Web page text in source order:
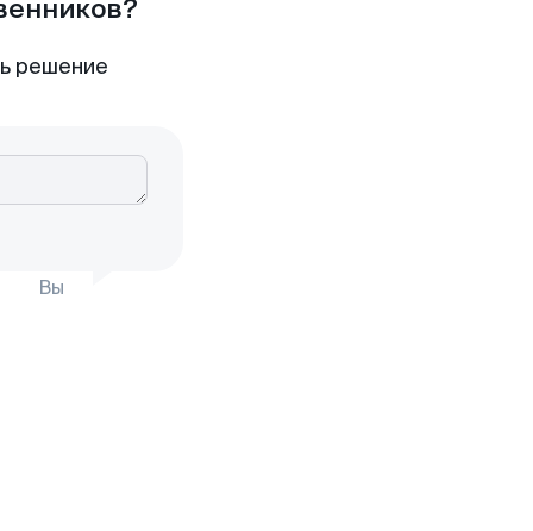
решение
Вы